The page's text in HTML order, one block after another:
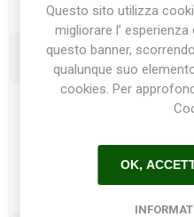
Questo sito utilizza
migliorare l’
questo banner,
qualunque suo
cookies. Per
OK,